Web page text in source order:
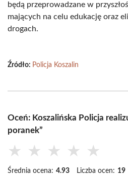
będą przeprowadzane w
mających na celu edukację oraz
drogach.
Źródło: Policja Koszalin
Oceń: Koszalińska Policja
poranek”
★ ★ ★ ★ ★
Średnia ocena: 4.93 Liczba ocen: 19